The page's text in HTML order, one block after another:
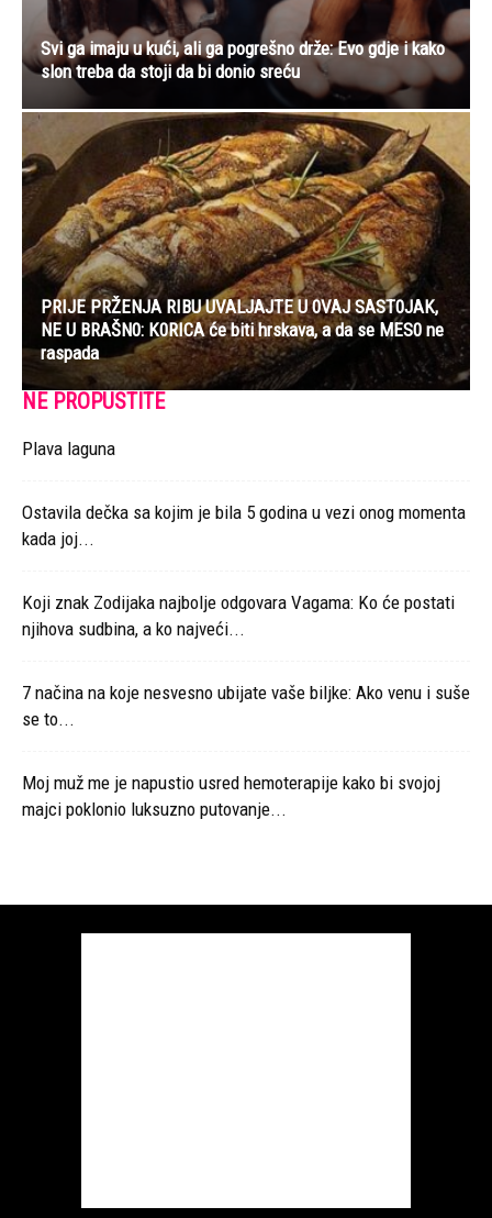
Svi ga imaju u kući, ali ga pogrešno drže: Evo gdje i kako
slon treba da stoji da bi donio sreću
PRIJE PRŽENJA RIBU UVALJAJTE U 0VAJ SAST0JAK,
NE U BRAŠN0: K0RICA će biti hrskava, a da se MES0 ne
raspada
NE PROPUSTITE
Plava laguna
Ostavila dečka sa kojim je bila 5 godina u vezi onog momenta
kada joj...
Koji znak Zodijaka najbolje odgovara Vagama: Ko će postati
njihova sudbina, a ko najveći...
7 načina na koje nesvesno ubijate vaše biljke: Ako venu i suše
se to...
Moj muž me je napustio usred hemoterapije kako bi svojoj
majci poklonio luksuzno putovanje...